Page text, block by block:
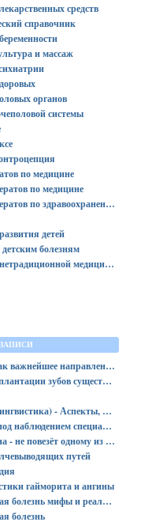
средств
справочник
и массаж
органов
системы
по медицине
по медицине
» Коллекция рефератов по здравоохранению
детей
болезням
» Энциклопедия нетрадиционной медицины
» Гинекология как важнейшее направление в медицине: особенности, лечение, диагностика
» Какие виды имплантации зубов существуют?
» Морфология (лингвистика) - Аспекты, изучаемые морфологией
» Детоксикация под наблюдением специалистов
» Болезнь Боткина - не повезёт одному из ста
путей
гайморита и ангины
» Гипертоническая болезнь мифы и реальность
болезнь